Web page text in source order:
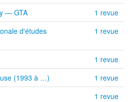
— GTA
1 revue
d'études
1 revue
1 revue
(1993 à …)
1 revue
1 revue